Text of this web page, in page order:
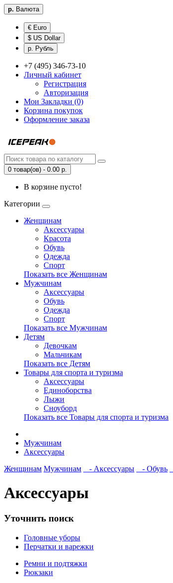
р. Валюта
€ Euro
$ US Dollar
р. Рубль
+7 (495) 346-73-10
Личный кабинет
Регистрация
Авторизация
Мои Закладки (0)
Корзина покупок
Оформление заказа
0 товар(ов) - 0.00 р.
В корзине пусто!
Категории
Женщинам
Аксессуары
Красота
Обувь
Одежда
Спорт
Показать все Женщинам
Мужчинам
Аксессуары
Обувь
Одежда
Спорт
Показать все Мужчинам
Детям
Девочкам
Мальчикам
Показать все Детям
Товары для спорта и туризма
Аксессуары
Единоборства
Лыжи
Сноуборд
Показать все Товары для спорта и туризма
Мужчинам
Аксессуары
Женщинам Мужчинам - Аксессуары - Обувь
Аксессуары
Уточнить поиск
Головные уборы
Перчатки и варежки
Ремни и подтяжки
Рюкзаки